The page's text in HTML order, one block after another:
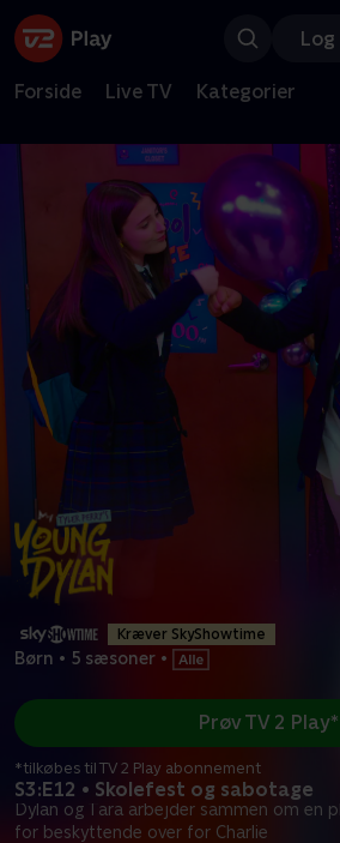
Log
Forside Live TV Kategorier
Kræver SkyShowtime
Børn • 5 sæsoner •
S3:E12 • Skolefest og sabotage
Dylan og Tara arbejder sammen om en
for beskyttende over for Charlie
Prøv TV 2 Play*
*tilkøbes til TV 2 Play abonnement